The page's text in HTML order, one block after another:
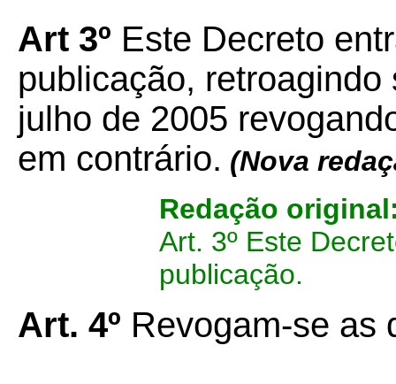
Art 3º Este Decreto
publicação,
julho de 2005
em contrário. (Nova
Redação
Art. 3º Este
publicação.
Art. 4º Revogam-se as